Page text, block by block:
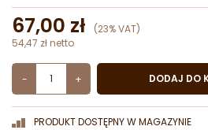
67,00 zł (23% VAT)
54,47 zł netto
- + DODAJ DO
PRODUKT DOSTĘPNY W MAGAZYNIE